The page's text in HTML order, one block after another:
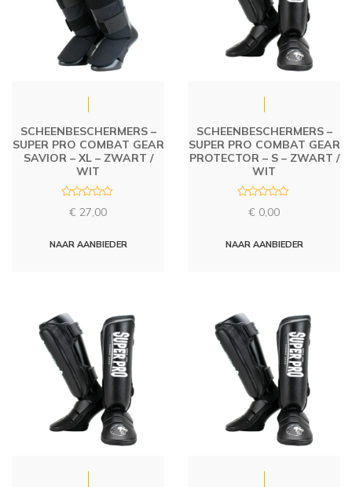
SCHEENBESCHERMERS –
SUPER PRO COMBAT GEAR
SAVIOR – XL – ZWART /
WIT
d
€ 27,00
NAAR AANBIEDER
SCHEENBESCHERMERS –
SUPER PRO COMBAT GEAR
PROTECTOR – S – ZWART /
WIT
d
€ 0,00
NAAR AANBIEDER